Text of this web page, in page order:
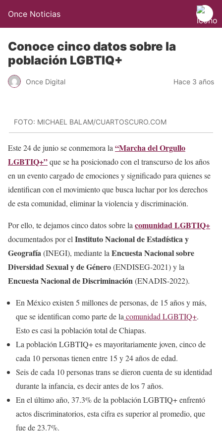
Once Noticias
Conoce cinco datos sobre la
población LGBTIQ+
Once Digital Hace 3 años
FOTO: MICHAEL BALAM/CUARTOSCURO.COM
Este 24 de junio se conmemora la “Marcha del Orgullo
LGBTIQ+”que se ha posicionado con el transcurso de los años
en un evento cargado de emociones y significado para quienes se
identifican con el movimiento que busca luchar por los derechos
de esta comunidad, eliminar la violencia y discriminación.
Por ello, te dejamos cinco datos sobre la comunidad LGBTIQ+
documentados por el Instituto Nacional de Estadística y
Geografía(INEGI), mediante la Encuesta Nacional sobre
Diversidad Sexual y de Género(ENDISEG-2021) y la
Encuesta Nacional de Discriminación(ENADIS-2022).
En México existen 5 millones de personas, de 15 años y más,
que se identifican como parte de la comunidad LGBTIQ+.
Esto es casi la población total de Chiapas.
La población LGBTIQ+ es mayoritariamente joven, cinco de
cada 10 personas tienen entre 15 y 24 años de edad.
Seis de cada 10 personas trans se dieron cuenta de su identidad
durante la infancia, es decir antes de los 7 años.
En el último año, 37.3% de la población LGBTIQ+ enfrentó
actos discriminatorios, esta cifra es superior al promedio, que
fue de 23.7%.